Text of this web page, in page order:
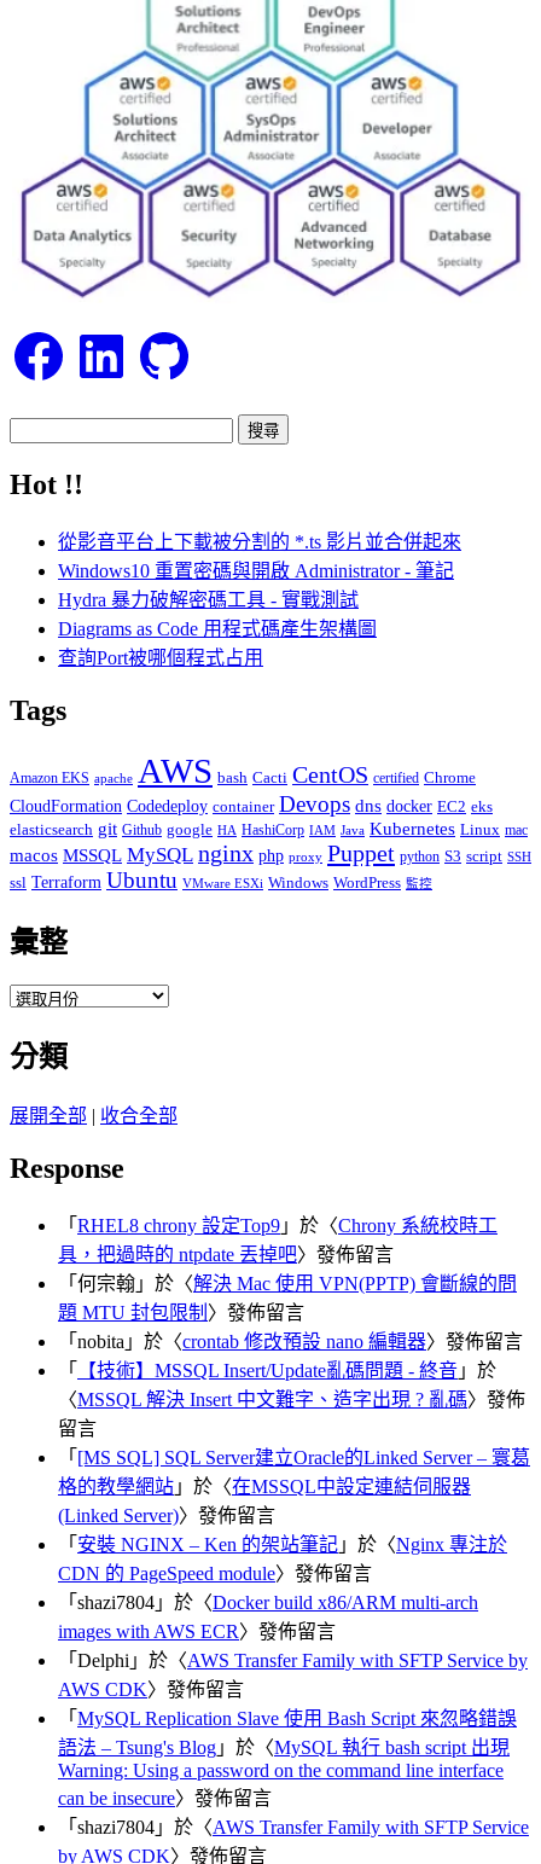
FacebookLinkedIn GitHub
關
Hot !!
從影音平台上下載被分割的 *.ts 影片並合併起來
Windows10 重置密碼與開啟 Administrator - 筆記
Hydra 暴力破解密碼工具 - 實戰測試
Diagrams as Code 用程式碼產生架構圖
查詢Port被哪個程式占用
Tags
Amazon EKS apache AWS bash Cacti CentOS certified Chrome
CloudFormation Codedeploy container Devops dns docker EC2 eks
elasticsearch git Github google HA HashiCorp IAM Java Kubernetes Linux mac
macos MSSQL MySQL nginx php proxy Puppet python S3 script SSH
ssl Terraform Ubuntu VMware ESXi Windows WordPress 監控
彙整
彙
分類
展開全部 | 收合全部
Response
「 RHEL8 chrony 設定Top9 」於〈Chrony 系統校時工
具，把過時的 ntpdate 丟掉吧〉發佈留言
「 何宗翰 」於〈解決 Mac 使用 VPN(PPTP) 會斷線的問
題 MTU 封包限制 〉發佈留言
「 nobita 」於〈crontab 修改預設 nano 編輯器〉發佈留言
「
【技術】MSSQL Insert/Update亂碼問題 - 終音 」於
〈MSSQL 解決 Insert 中文難字、造字出現 ? 亂碼〉發佈
留言
「 [MS SQL] SQL Server建立Oracle的Linked Server – 寰葛
格的教學網站 」於〈在MSSQL中設定連結伺服器
(Linked Server)〉發佈留言
「 安裝 NGINX – Ken 的架站筆記 」於〈Nginx 專注於
CDN 的 PageSpeed module〉發佈留言
「 shazi7804 」於〈Docker build x86/ARM multi-arch
images with AWS ECR〉發佈留言
「 Delphi 」於〈AWS Transfer Family with SFTP Service by
AWS CDK〉發佈留言
「 MySQL Replication Slave 使用 Bash Script 來忽略錯誤
語法 – Tsung's Blog 」於〈MySQL 執行 bash script 出現
Warning: Using a password on the command line interface
can be insecure〉發佈留言
「 shazi7804 」於〈AWS Transfer Family with SFTP Service
by AWS CDK〉發佈留言